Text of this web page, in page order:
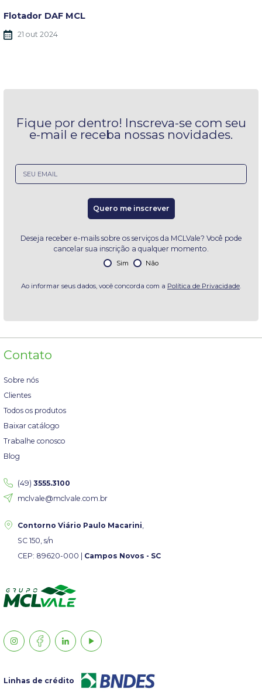
Flotador DAF MCL
21 out 2024
Fique por dentro! Inscreva-se com seu
e-mail e receba nossas novidades.
Quero me inscrever
Deseja receber e-mails sobre os serviços da MCLVale? Você pode
cancelar sua inscrição a qualquer momento.
Sim Não
Ao informar seus dados, você concorda com a Política de Privacidade.
Contato
Sobre nós
Clientes
Todos os produtos
Baixar catálogo
Trabalhe conosco
Blog
(49) 3555.3100
mclvale@mclvale.com.br
Contorno Viário Paulo Macarini,
SC 150, s/n
CEP: 89620-000 | Campos Novos - SC
Linhas de crédito